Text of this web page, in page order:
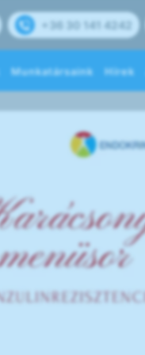
+36 30 141 4242
Munkatársaink Hírek